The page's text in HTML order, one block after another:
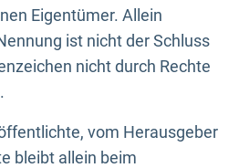
Eigentümer. Allein
ist nicht der Schluss
nicht durch Rechte
vom Herausgeber
bleibt allein beim